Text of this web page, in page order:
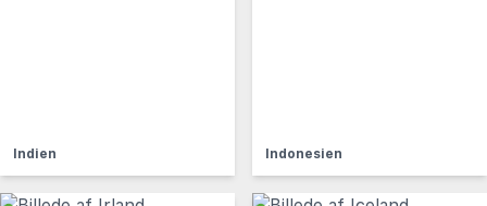
Indien Indonesien